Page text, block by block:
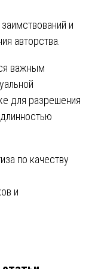
и
авторства.
важным
для разрешения
по качеству
и